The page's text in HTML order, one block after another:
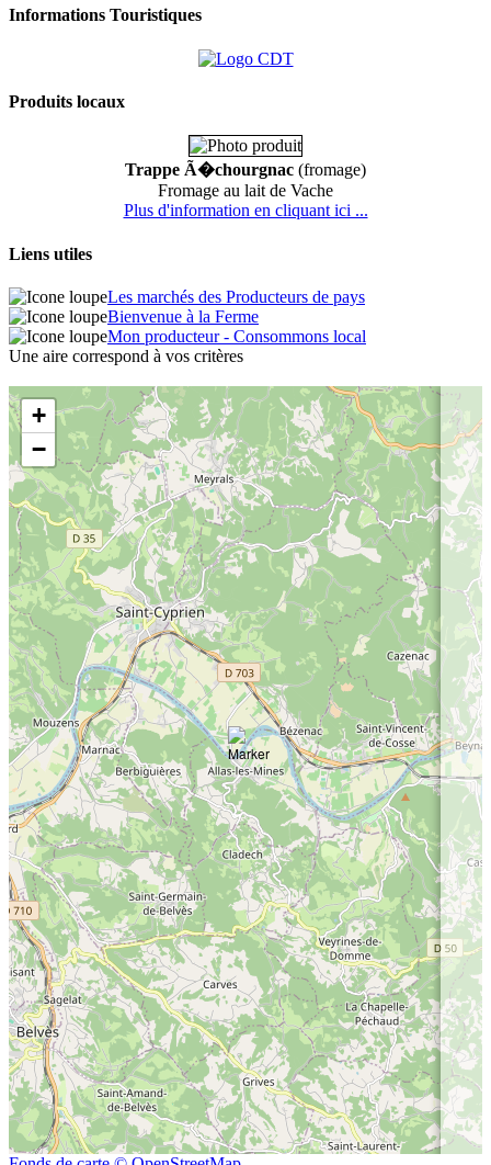
Informations Touristiques
Produits locaux
Trappe Ã�chourgnac (fromage)
Fromage au lait de Vache
Plus d'information en cliquant ici ...
Liens utiles
Les marchés des Producteurs de pays
Bienvenue à la Ferme
Mon producteur - Consommons local
Une aire correspond à vos critères
+
−